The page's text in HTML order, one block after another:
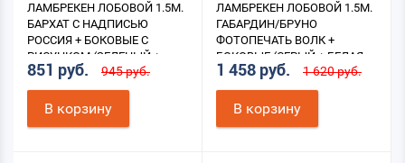
ЛАМБРЕКЕН ЛОБОВОЙ 1.5М.
БАРХАТ С НАДПИСЬЮ
РОССИЯ + БОКОВЫЕ С
РИСУНКОМ (ЗЕЛЕНЫЙ +
БЕЛАЯ БАХРОМА)
851 руб. 945 руб.
В корзину
ЛАМБРЕКЕН ЛОБОВОЙ 1.5М.
ГАБАРДИН/БРУНО
ФОТОПЕЧАТЬ ВОЛК +
БОКОВЫЕ (СЕРЫЙ + БЕЛАЯ
БАХРОМА)
1 458 руб. 1 620 руб.
В корзину